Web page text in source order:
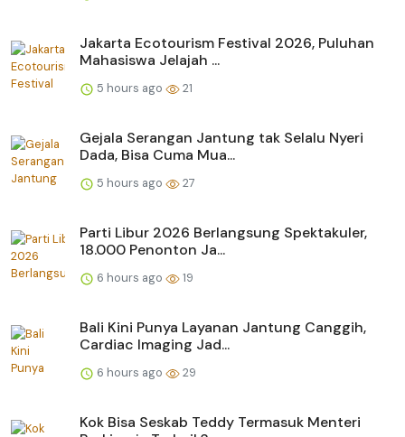
Jakarta Ecotourism Festival 2026, Puluhan
Mahasiswa Jelajah ...
5 hours ago 21
Gejala Serangan Jantung tak Selalu Nyeri
Dada, Bisa Cuma Mua...
5 hours ago 27
Parti Libur 2026 Berlangsung Spektakuler,
18.000 Penonton Ja...
6 hours ago 19
Bali Kini Punya Layanan Jantung Canggih,
Cardiac Imaging Jad...
6 hours ago 29
Kok Bisa Seskab Teddy Termasuk Menteri